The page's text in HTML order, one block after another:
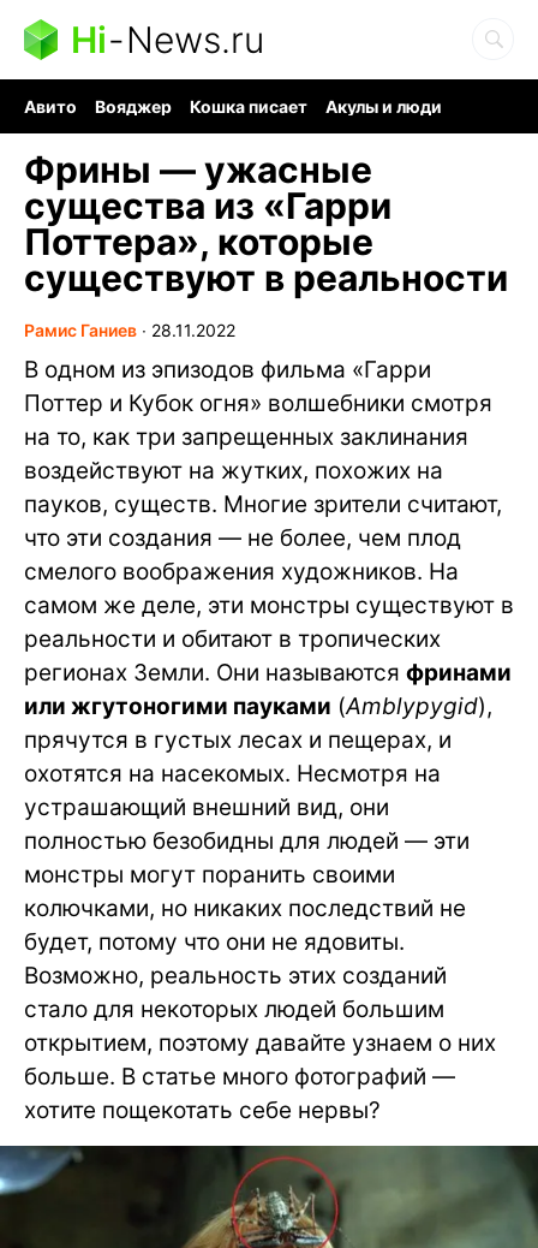
Hi-News.ru
Авито Вояджер Кошка писает
Акулы и люди
Фрины — ужасные
существа из «Гарри
Поттера», которые
существуют в реальности
Рамис Ганиев ∙ 28.11.2022
В одном из эпизодов фильма «Гарри
Поттер и Кубок огня» волшебники смотря
на то, как три запрещенных заклинания
воздействуют на жутких, похожих на
пауков, существ. Многие зрители считают,
что эти создания — не более, чем плод
смелого воображения художников. На
самом же деле, эти монстры существуют в
реальности и обитают в тропических
регионах Земли. Они называются фринами
или жгутоногими пауками (Amblypygid),
прячутся в густых лесах и пещерах, и
охотятся на насекомых. Несмотря на
устрашающий внешний вид, они
полностью безобидны для людей — эти
монстры могут поранить своими
колючками, но никаких последствий не
будет, потому что они не ядовиты.
Возможно, реальность этих созданий
стало для некоторых людей большим
открытием, поэтому давайте узнаем о них
больше. В статье много фотографий —
хотите пощекотать себе нервы?